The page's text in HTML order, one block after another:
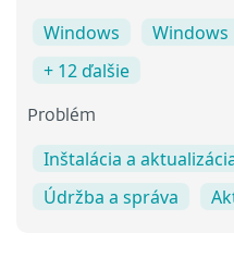
Windows Windows
+ 12 ďalšie
Problém
Inštalácia a
Údržba a správa